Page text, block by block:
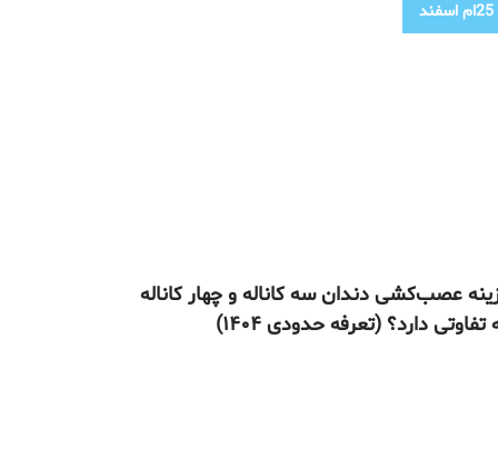
25ام اسفند
عصب‌کشی دندان سه کاناله و چهار کاناله
دارد؟ (تعرفه حدودی ۱۴۰۴)